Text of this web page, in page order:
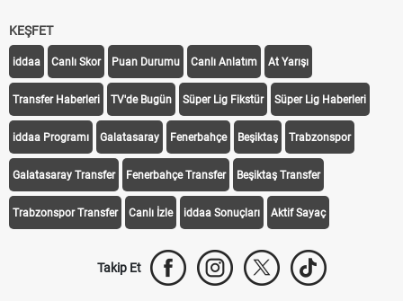
KEŞFET
iddaa Canlı Skor Puan Durumu Canlı Anlatım At Yarışı
Transfer Haberleri TV'de Bugün Süper Lig Fikstür Süper Lig Haberleri
iddaa Programı Galatasaray Fenerbahçe Beşiktaş Trabzonspor
Galatasaray Transfer Fenerbahçe Transfer Beşiktaş Transfer
Trabzonspor Transfer Canlı İzle iddaa Sonuçları Aktif Sayaç
Takip Et